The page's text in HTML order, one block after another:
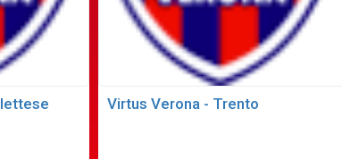
Virtus Verona - Trento